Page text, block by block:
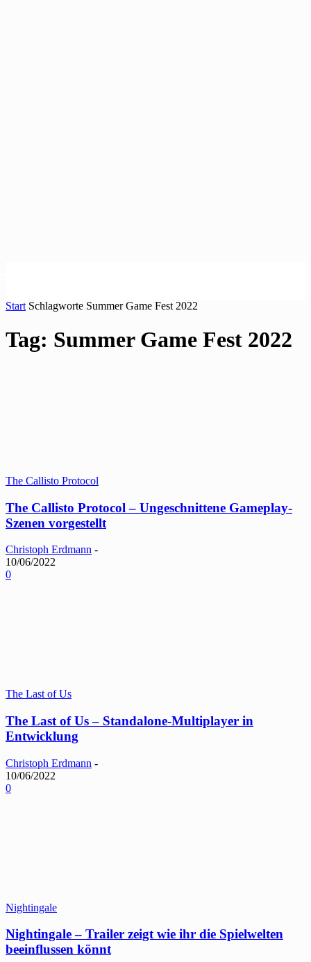
Start Schlagworte Summer Game Fest 2022
Tag: Summer Game Fest 2022
The Callisto Protocol
The Callisto Protocol – Ungeschnittene Gameplay-
Szenen vorgestellt
Christoph Erdmann -
10/06/2022
0
The Last of Us
The Last of Us – Standalone-Multiplayer in
Entwicklung
Christoph Erdmann -
10/06/2022
0
Nightingale
Nightingale – Trailer zeigt wie ihr die Spielwelten
beeinflussen könnt